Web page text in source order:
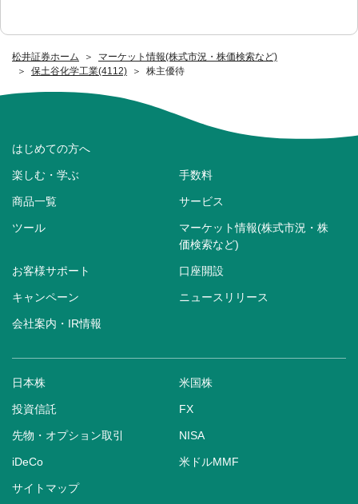
松井証券ホーム
マーケット情報(株式市況・株価検索など)
保土谷化学工業(4112)
株主優待
はじめての方へ
楽しむ・学ぶ 手数料
商品一覧 サービス
ツール
マーケット情報(株式市況・株
価検索など)
お客様サポート 口座開設
キャンペーン ニュースリリース
会社案内・IR情報
日本株 米国株
投資信託 FX
先物・オプション取引 NISA
iDeCo 米ドルMMF
サイトマップ